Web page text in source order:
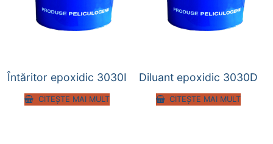
Întăritor epoxidic 3030I
CITEȘTE MAI MULT
Diluant epoxidic 3030D
CITEȘTE MAI MULT